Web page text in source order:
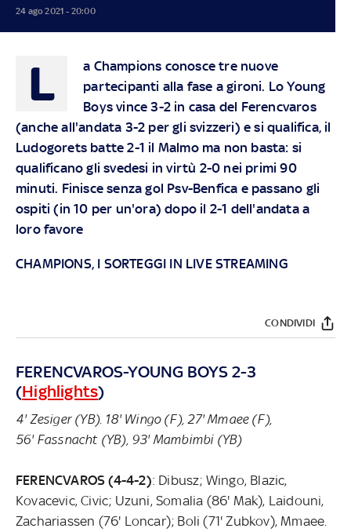
24 ago 2021 - 20:00
L
a Champions conosce tre nuove
partecipanti alla fase a gironi. Lo Young
Boys vince 3-2 in casa del Ferencvaros
(anche all'andata 3-2 per gli svizzeri) e si qualifica, il
Ludogorets batte 2-1 il Malmo ma non basta: si
qualificano gli svedesi in virtù 2-0 nei primi 90
minuti. Finisce senza gol Psv-Benfica e passano gli
ospiti (in 10 per un'ora) dopo il 2-1 dell'andata a
loro favore
CHAMPIONS, I SORTEGGI IN LIVE STREAMING
CONDIVIDI
FERENCVAROS-YOUNG BOYS 2-3
(Highlights)
4' Zesiger (YB). 18' Wingo (F), 27' Mmaee (F),
56' Fassnacht (YB), 93' Mambimbi (YB)
FERENCVAROS (4-4-2): Dibusz; Wingo, Blazic,
Kovacevic, Civic; Uzuni, Somalia (86' Mak), Laidouni,
Zachariassen (76' Loncar); Boli (71' Zubkov), Mmaee.